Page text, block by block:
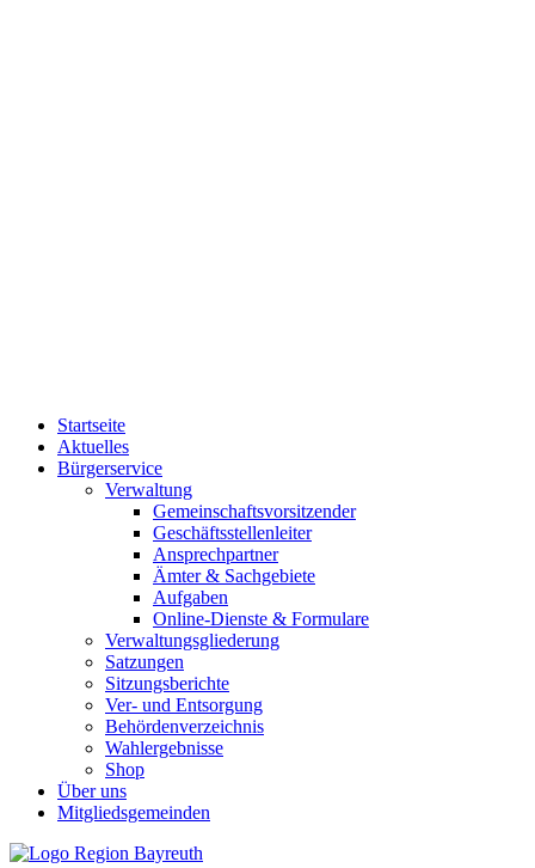
Startseite
Aktuelles
Bürgerservice
Verwaltung
Gemeinschaftsvorsitzender
Geschäftsstellenleiter
Ansprechpartner
Ämter & Sachgebiete
Aufgaben
Online-Dienste & Formulare
Verwaltungsgliederung
Satzungen
Sitzungsberichte
Ver- und Entsorgung
Behördenverzeichnis
Wahlergebnisse
Shop
Über uns
Mitgliedsgemeinden